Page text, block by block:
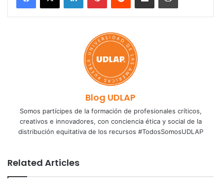
Blog UDLAP
Somos partícipes de la formación de profesionales críticos,
creativos e innovadores, con conciencia ética y social de la
distribución equitativa de los recursos #TodosSomosUDLAP
Related Articles